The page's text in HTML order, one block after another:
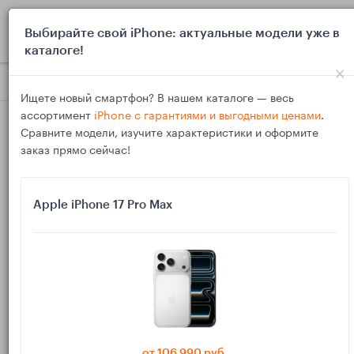
Блог Выбор и покупка Как выбрать iPad или
01
Как выбрать iPad или Android‑планшет для
Выбирайте свой iPhone: актуальные модели уже в
каталоге!
×
Ищете новый смартфон? В нашем каталоге — весь
ассортимент iPhone с гарантиями и выгодными ценами.
Сравните модели, изучите характеристики и оформите
заказ прямо сейчас!
Apple iPhone 17 Pro Max